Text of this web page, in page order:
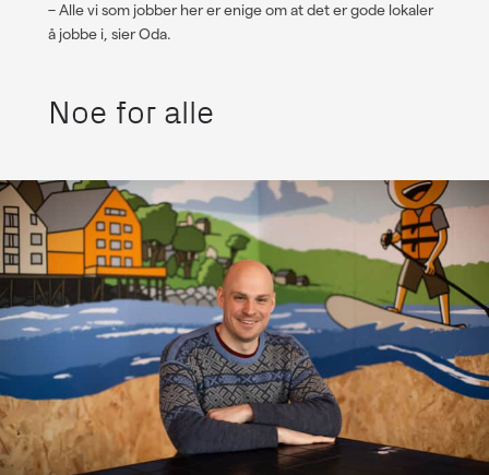
–Alle vi som jobber her er enige om at det er gode lokaler
å jobbe i, sier Oda.
Noe for alle